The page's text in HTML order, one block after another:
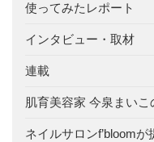
使ってみたレポート
インタビュー・取材
連載
肌育美容家 今泉まい
ネイルサロンf’bloom